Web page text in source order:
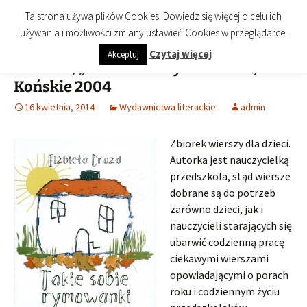
treści
Biblioteka Publiczna Miasta i
Gminy Końskie
imienia Cezarego Chlebowskiego
Menu
E. Drozd, „Takie sobie rymowanki”,
Końskie 2004
16 kwietnia, 2014 Wydawnictwa literackie admin
Zbiorek wierszy dla dzieci.
Autorka jest nauczycielką
przedszkola, stąd wiersze
dobrane są do potrzeb
zarówno dzieci, jak i
nauczycieli starających się
ubarwić codzienną pracę
ciekawymi wierszami
opowiadającymi o porach
roku i codziennym życiu
Ta strona używa plików Cookies. Dowiedz się więcej o celu ich
używania i możliwości zmiany ustawień Cookies w przeglądarce.
Akceptuj Czytaj więcej